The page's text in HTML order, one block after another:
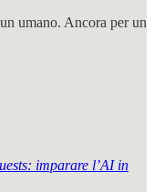
umano. Ancora per un
imparare l’AI in